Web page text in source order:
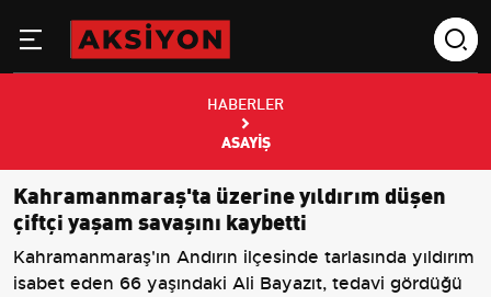
HABERLER
ASAYIŞ
Kahramanmaraş'ta üzerine yıldırım düşen
çiftçi yaşam savaşını kaybetti
Kahramanmaraş'ın Andırın ilçesinde tarlasında yıldırım
isabet eden 66 yaşındaki Ali Bayazıt, tedavi gördüğü